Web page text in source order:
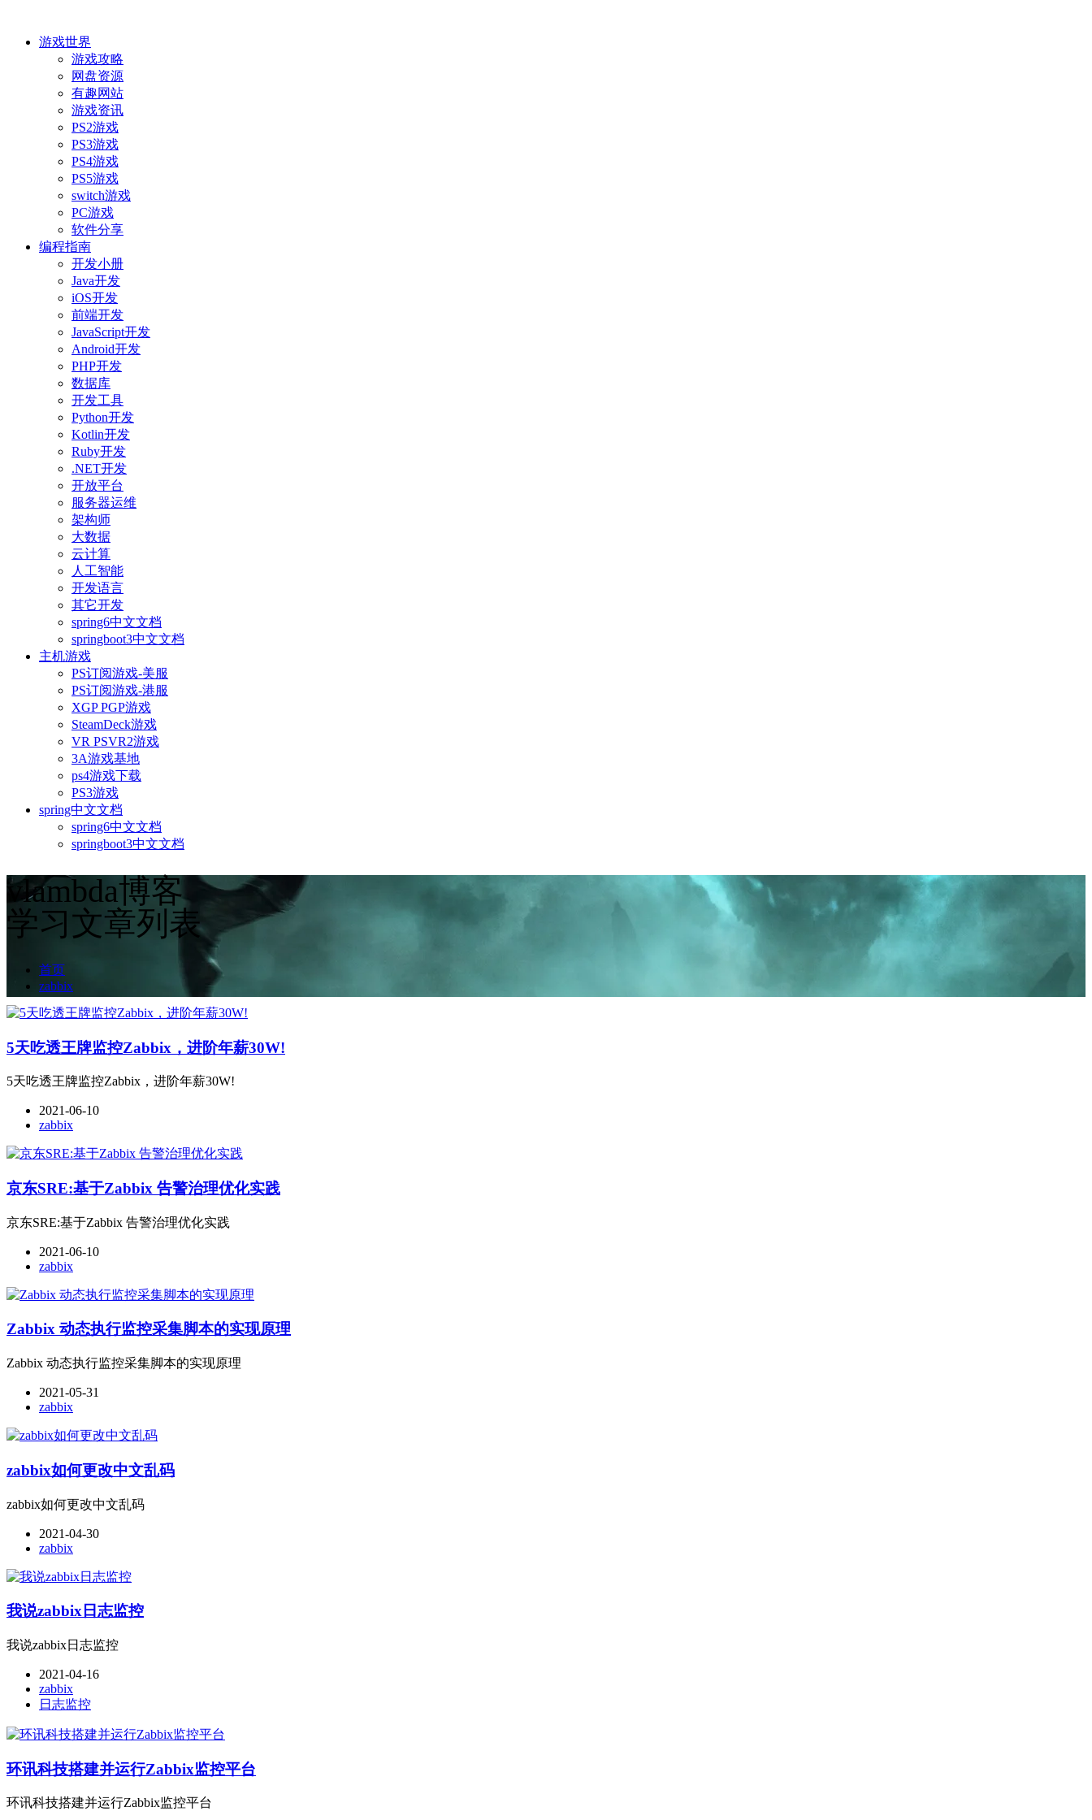
游戏世界
游戏攻略
网盘资源
有趣网站
游戏资讯
PS2游戏
PS3游戏
PS4游戏
PS5游戏
switch游戏
PC游戏
软件分享
编程指南
开发小册
Java开发
iOS开发
前端开发
JavaScript开发
Android开发
PHP开发
数据库
开发工具
Python开发
Kotlin开发
Ruby开发
.NET开发
开放平台
服务器运维
架构师
大数据
云计算
人工智能
开发语言
其它开发
spring6中文文档
springboot3中文文档
主机游戏
PS订阅游戏-美服
PS订阅游戏-港服
XGP PGP游戏
SteamDeck游戏
VR PSVR2游戏
3A游戏基地
ps4游戏下载
PS3游戏
spring中文文档
spring6中文文档
springboot3中文文档
vlambda博客
学习文章列表
首页
zabbix
5天吃透王牌监控Zabbix，进阶年薪30W!
5天吃透王牌监控Zabbix，进阶年薪30W!
2021-06-10
zabbix
京东SRE:基于Zabbix 告警治理优化实践
京东SRE:基于Zabbix 告警治理优化实践
2021-06-10
zabbix
Zabbix 动态执行监控采集脚本的实现原理
Zabbix 动态执行监控采集脚本的实现原理
2021-05-31
zabbix
zabbix如何更改中文乱码
zabbix如何更改中文乱码
2021-04-30
zabbix
我说zabbix日志监控
我说zabbix日志监控
2021-04-16
zabbix
日志监控
环讯科技搭建并运行Zabbix监控平台
环讯科技搭建并运行Zabbix监控平台